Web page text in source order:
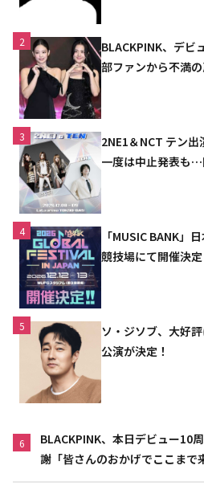
2
BLACKPINK、デビ
部ファンから不満
3
2NE1＆NCT テン出
一度は中止発表も…
4
「MUSIC BANK」
競技場にて開催決
5
ソ・ジソブ、大好
公演が決定！
6
BLACKPINK、本日デビュー10
謝「皆さんのおかげでここまで